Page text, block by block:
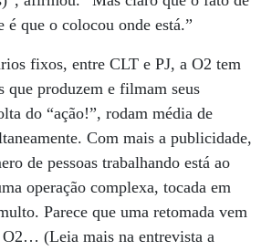
que o colocou onde está.”
fixos, entre CLT e PJ, a O2 tem
que produzem e filmam seus
do “ação!”, rodam média de
Com mais a publicidade,
de pessoas trabalhando está ao
operação complexa, tocada em
Parece que uma retomada vem
O2… (Leia mais na entrevista a